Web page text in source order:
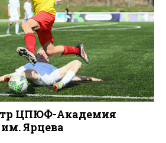
ЦПЮФ-Академия
Ярцева